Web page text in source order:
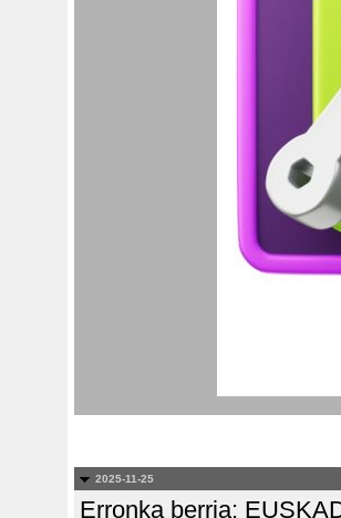
2025-11-25
Erronka berria: